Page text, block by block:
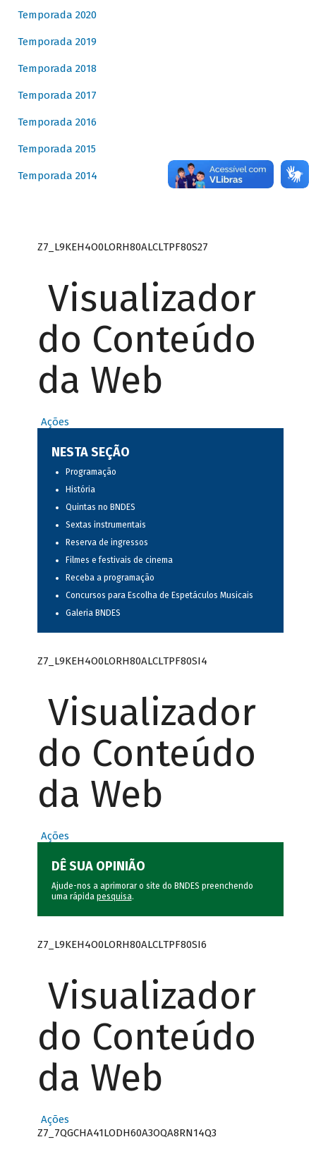
Temporada 2020
Temporada 2019
Temporada 2018
Temporada 2017
Temporada 2016
Temporada 2015
Temporada 2014
Z7_L9KEH4O0LORH80ALCLTPF80S27
Visualizador
do Conteúdo
da Web
Ações
NESTA SEÇÃO
Programação
História
Quintas no BNDES
Sextas instrumentais
Reserva de ingressos
Filmes e festivais de cinema
Receba a programação
Concursos para Escolha de Espetáculos Musicais
Galeria BNDES
Z7_L9KEH4O0LORH80ALCLTPF80SI4
Visualizador
do Conteúdo
da Web
Ações
DÊ SUA OPINIÃO
Ajude-nos a aprimorar o site do BNDES preenchendo
uma rápida pesquisa.
Z7_L9KEH4O0LORH80ALCLTPF80SI6
Visualizador
do Conteúdo
da Web
Ações
Z7_7QGCHA41LODH60A3OQA8RN14Q3